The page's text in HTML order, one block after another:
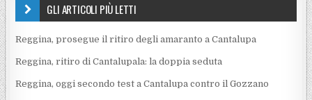
GLI ARTICOLI PIÙ LETTI
Reggina, prosegue il ritiro degli amaranto a Cantalupa
Reggina, ritiro di Cantalupala: la doppia seduta
Reggina, oggi secondo test a Cantalupa contro il Gozzano